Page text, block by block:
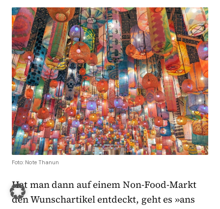
Foto: Note Thanun
Hat man dann auf einem Non-Food-Markt
den Wunschartikel entdeckt, geht es »ans